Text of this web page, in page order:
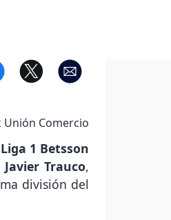
Unión Comercio
Liga 1 Betsson
Javier Trauco,
división del